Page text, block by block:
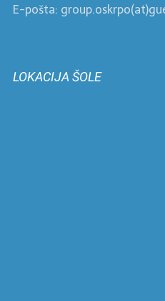
E-pošta:
LOKACIJA ŠOLE